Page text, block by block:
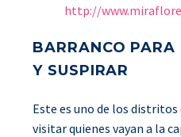
http://
BARRANCO PARA
Y SUSPIRAR
Este es uno de los distritos
visitar quienes vayan a la